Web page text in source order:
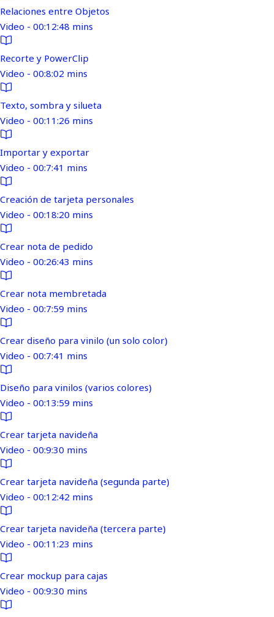
Relaciones entre Objetos
Video - 00:12:48 mins
Recorte y PowerClip
Video - 00:8:02 mins
Texto, sombra y silueta
Video - 00:11:26 mins
Importar y exportar
Video - 00:7:41 mins
Creación de tarjeta personales
Video - 00:18:20 mins
Crear nota de pedido
Video - 00:26:43 mins
Crear nota membretada
Video - 00:7:59 mins
Crear diseño para vinilo (un solo color)
Video - 00:7:41 mins
Diseño para vinilos (varios colores)
Video - 00:13:59 mins
Crear tarjeta navideña
Video - 00:9:30 mins
Crear tarjeta navideña (segunda parte)
Video - 00:12:42 mins
Crear tarjeta navideña (tercera parte)
Video - 00:11:23 mins
Crear mockup para cajas
Video - 00:9:30 mins